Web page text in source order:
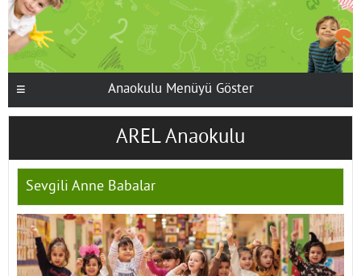
Kurumsal
Okullarımız
Kampüs Olanakları
İletişim
Anaokulu Menüyü Göster
AREL Anaokulu
Sevgili Anne Babalar